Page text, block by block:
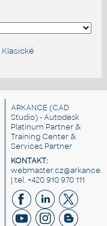
Klasické
ARKANCE (CAD
Studio) - Autodesk
Platinum Partner &
Training Center &
Services Partner
KONTAKT:
| tel. +420 910 970 111